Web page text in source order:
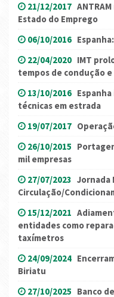
21/12/2017
Estado do Emprego
06/10/2016
22/04/2020 IMT
tempos de condução
13/10/2016
técnicas em estrada
19/07/2017
26/10/2015
mil empresas
27/07/2023 Jornada
Circulação/
15/12/2021
entidades como
taxímetros
24/09/2024
Biriatu
27/10/2025 Banco